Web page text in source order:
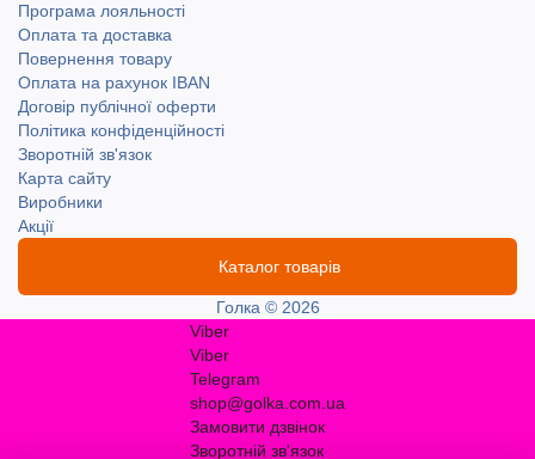
Програма лояльності
Оплата та доставка
Повернення товару
Оплата на рахунок IBAN
Договір публічної оферти
Політика конфіденційності
Зворотній зв'язок
Карта сайту
Виробники
Акції
Каталог товарів
Голка © 2026
Viber
Viber
Telegram
shop@golka.com.ua
Замовити дзвінок
Зворотній зв'язок